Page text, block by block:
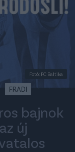
Fotó: FC Baltika
FRADI
bajnok
új